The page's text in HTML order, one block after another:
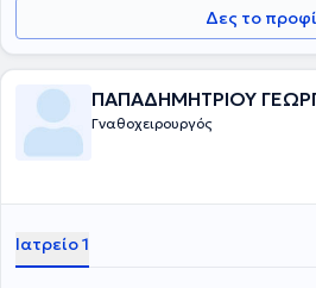
Δες το
ΠΑΠΑΔΗΜΗΤΡΙΟΥ
Γναθοχειρουργός
Ιατρείο 1